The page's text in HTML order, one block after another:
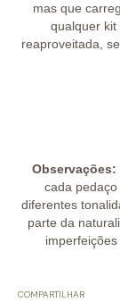
mas que
qualquer
reaproveitada,
Observações:
cada
diferentes
parte da
COMPARTILHAR